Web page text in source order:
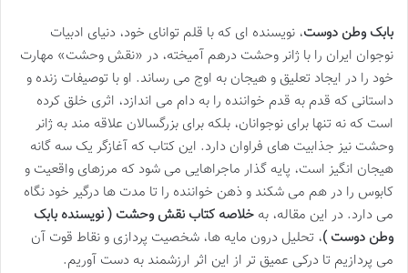
بابک وطن دوست، نویسنده ای که با قلم توانای خود، دنیای ادبیات
نوجوان ایران را با ژانر وحشت درهم آمیخته، در «نقش وحشت» مهارت
خود را در ایجاد تعلیق و هیجان به اوج می رساند. او با توصیفات زنده و
داستانی که قدم به قدم خواننده را به دام می اندازد، اثری خلق کرده
است که نه تنها برای نوجوانان، بلکه برای بزرگسالان علاقه مند به ژانر
وحشت نیز جذابیت های فراوان دارد. این کتاب که آغازگر یک سه گانه
هیجان انگیز است، پایه گذار ماجراهایی می شود که مرزهای واقعیت و
کابوس را در هم می شکند و ذهن خواننده را تا مدت ها درگیر خود نگاه
می دارد. در این مقاله، به خلاصه کتاب نقش وحشت ( نویسنده بابک
وطن دوست )، تحلیل درون مایه ها، شخصیت پردازی و نقاط قوت آن
می پردازیم تا درکی عمیق تر از این اثر ارزشمند به دست آوریم.